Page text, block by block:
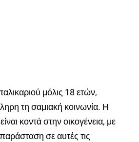
μόλις 18 ετών,
τη σαμιακή κοινωνία. Η
κοντά στην οικογένεια, με
σε αυτές τις